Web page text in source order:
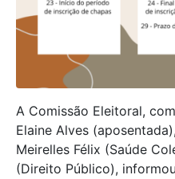
A Comissão Eleitoral,
Elaine Alves
Meirelles Félix (Saúde
(Direito Público),